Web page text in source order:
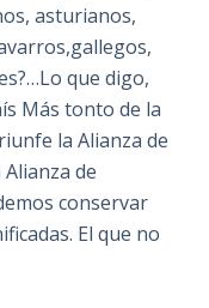
asturianos,
que digo,
Más tonto de la
la Alianza de
de
conservar
El que no